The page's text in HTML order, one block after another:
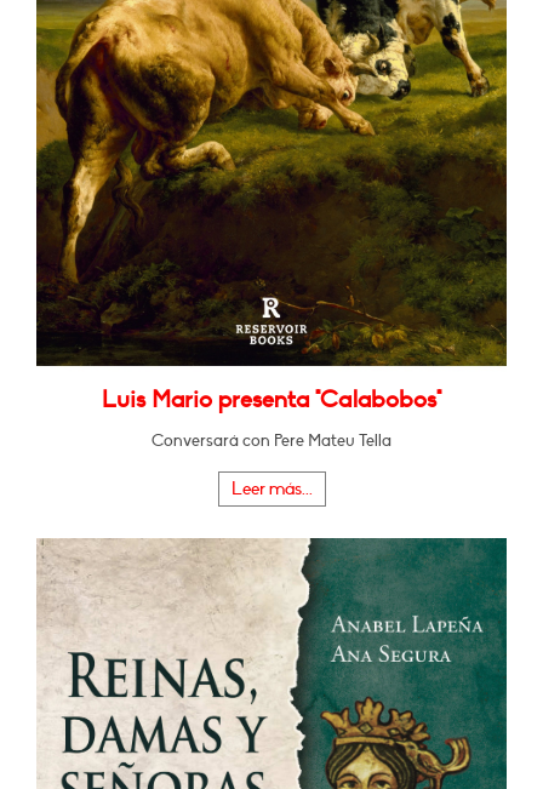
Luis Mario presenta "Calabobos"
Conversará con Pere Mateu Tella
Leer más...